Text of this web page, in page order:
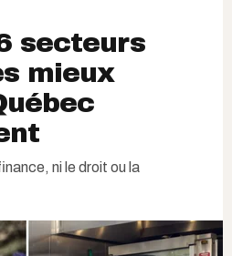
secteurs
mieux
ni le droit ou la